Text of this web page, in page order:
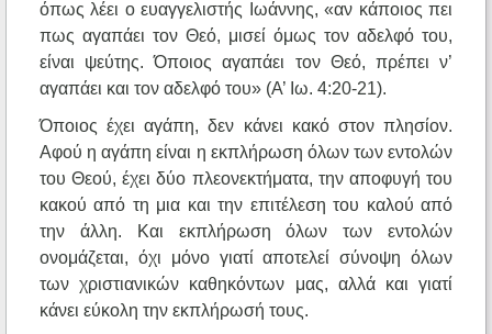
όπως λέει ο ευαγγελιστής Ιωάννης, «αν κάποιος πει
πως αγαπάει τον Θεό, μισεί όμως τον αδελφό του,
είναι ψεύτης. Όποιος αγαπάει τον Θεό, πρέπει ν’
αγαπάει και τον αδελφό του» (Α’ Ιω. 4:20-21).
Όποιος έχει αγάπη, δεν κάνει κακό στον πλησίον.
Αφού η αγάπη είναι η εκπλήρωση όλων των εντολών
του Θεού, έχει δύο πλεονεκτήματα, την αποφυγή του
κακού από τη μια και την επιτέλεση του καλού από
την άλλη. Και εκπλήρωση όλων των εντολών
ονομάζεται, όχι μόνο γιατί αποτελεί σύνοψη όλων
των χριστιανικών καθηκόντων μας, αλλά και γιατί
κάνει εύκολη την εκπλήρωσή τους.